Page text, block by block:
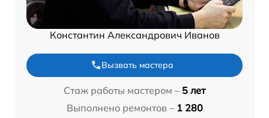
Константин Александрович Иванов
Вызвать мастера
Стаж работы мастером – 5 лет
Выполнено ремонтов – 1 280